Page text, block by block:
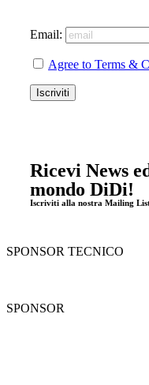
Ricevi News
mondo DiDi!
Iscriviti alla nostra Mailing
Email:
Agree to Terms &
SPONSOR TECNICO
SPONSOR